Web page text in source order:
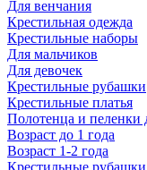
Для венчания
Крестильная одежда
Крестильные наборы
Для мальчиков
Для девочек
Крестильные рубашки
Крестильные платья
Полотенца и пеленки
Возраст до 1 года
Возраст 1-2 года
Крестильные